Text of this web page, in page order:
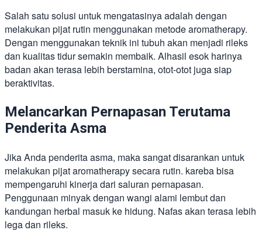
Salah satu solusi untuk mengatasinya adalah dengan
melakukan pijat rutin menggunakan metode aromatherapy.
Dengan menggunakan teknik ini tubuh akan menjadi rileks
dan kualitas tidur semakin membaik. Alhasil esok harinya
badan akan terasa lebih berstamina, otot-otot juga siap
beraktivitas.
Melancarkan Pernapasan Terutama
Penderita Asma
Jika Anda penderita asma, maka sangat disarankan untuk
melakukan pijat aromatherapy secara rutin. kareba bisa
mempengaruhi kinerja dari saluran pernapasan.
Penggunaan minyak dengan wangi alami lembut dan
kandungan herbal masuk ke hidung. Nafas akan terasa lebih
lega dan rileks.